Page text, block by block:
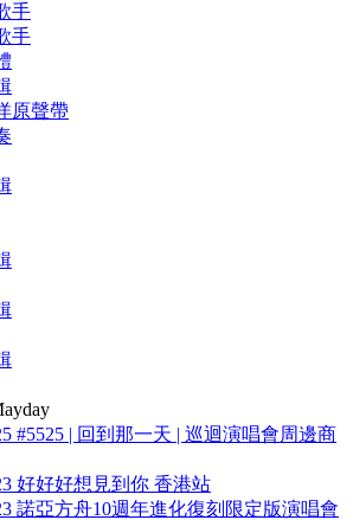
手
手
原聲帶
#5525 | 回到那一天 | 巡迴演唱會周邊商
好好好想見到你 香港站
諾亞方舟10週年進化復刻限定版演唱會